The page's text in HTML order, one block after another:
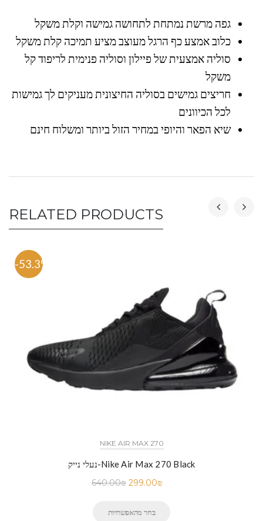
גפה מרשת נמתחת לתחושה גמישה וקלת משקל
כלוב אמצע כף הרגל מעוצב מציע תמיכה קלת משקל
סוליה אמצעית של פיילון וסוליה פנימית לריפוד קל
משקל
חריצים גמישים בסוליה החיצונית מעניקים לך גמישות
לכל הכיוונים
שיא הפאר והיופי במחיר הזול ביותר ומשלוח חינם
RELATED PRODUCTS
-53.3%
NIKE AIR MAX 270
נעלי נייק-Nike Air Max 270 Black
640.00₪ 299.00₪
בחר מהאפשרויות